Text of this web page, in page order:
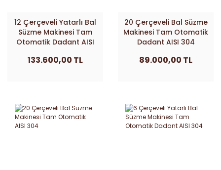
12 Çerçeveli Yatarlı Bal
Süzme Makinesi Tam
Otomatik Dadant AISI
133.600,00 TL
20 Çerçeveli Bal Süzme
Makinesi Tam Otomatik
Dadant AISI 304
89.000,00 TL